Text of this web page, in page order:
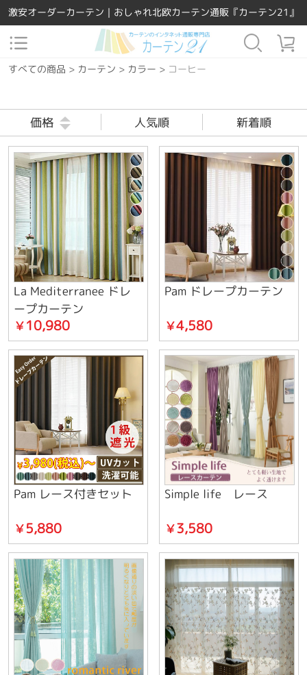
激安オーダーカーテン｜おしゃれ北欧カーテン通販『カーテン21』
すべての商品 > カーテン > カラー > コーヒー
価格 人気順 新着順
La Mediterranee ドレ
ープカーテン
￥10,980
Pam ドレープカーテン
￥4,580
Pam レース付きセット
￥5,880
Simple life レース
￥3,580